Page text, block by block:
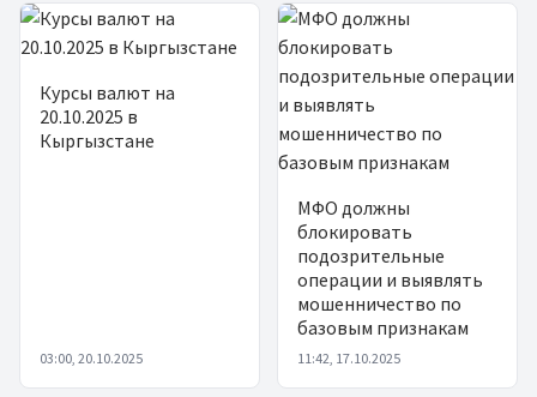
Курсы валют на
20.10.2025 в
Кыргызстане
03:00, 20.10.2025
МФО должны
блокировать
подозрительные
операции и выявлять
мошенничество по
базовым признакам
11:42, 17.10.2025